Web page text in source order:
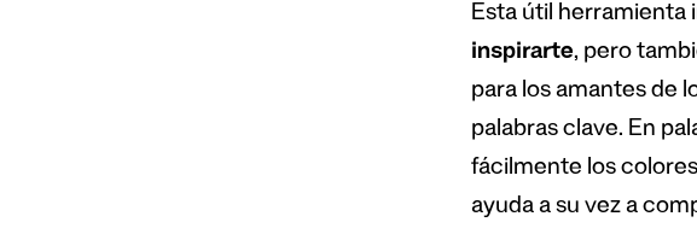
Esta útil herramienta
inspirarte, pero
para los amantes de
palabras clave. En
fácilmente los
ayuda a su vez a